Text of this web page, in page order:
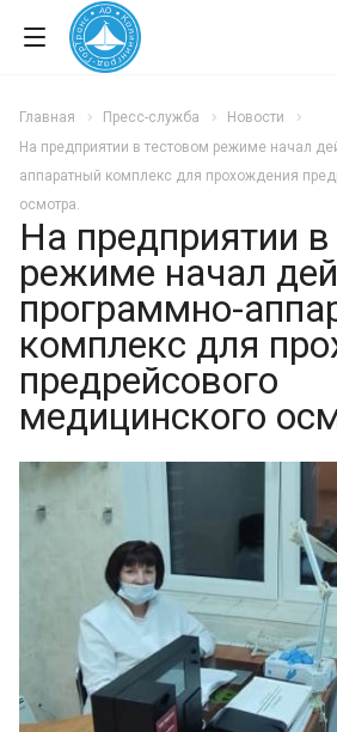
Главная Пресс-служба
Новости
На предприятии в тестовом режиме начал
аппаратный комплекс для прохождения
осмотра.
На предприятии
режиме начал
программно-
комплекс для
предрейсового
медицинского